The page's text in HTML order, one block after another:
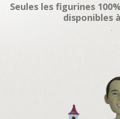
Seules les figurines
disponibles
.